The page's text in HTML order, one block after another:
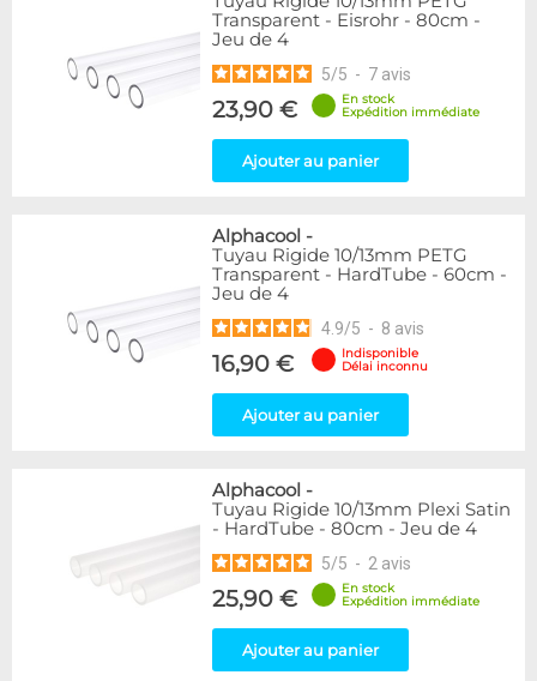
Transparent - Eisrohr - 80cm -
Jeu de 4
5/5 - 7 avis
23,90 €
En stock
Expédition immédiate
Ajouter au panier
Alphacool -
Tuyau Rigide 10/13mm PETG
Transparent - HardTube - 60cm -
Jeu de 4
4.9/5 - 8 avis
16,90 €
Indisponible
Délai inconnu
Ajouter au panier
Alphacool -
Tuyau Rigide 10/13mm Plexi Satin
- HardTube - 80cm - Jeu de 4
5/5 - 2 avis
25,90 €
En stock
Expédition immédiate
Ajouter au panier